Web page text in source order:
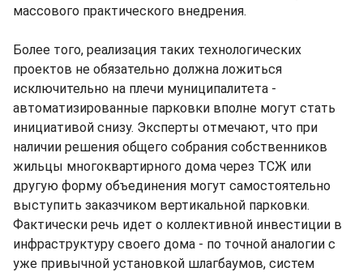
массового практического внедрения.
Более того, реализация таких технологических
проектов не обязательно должна ложиться
исключительно на плечи муниципалитета -
автоматизированные парковки вполне могут стать
инициативой снизу. Эксперты отмечают, что при
наличии решения общего собрания собственников
жильцы многоквартирного дома через ТСЖ или
другую форму объединения могут самостоятельно
выступить заказчиком вертикальной парковки.
Фактически речь идет о коллективной инвестиции в
инфраструктуру своего дома - по точной аналогии с
уже привычной установкой шлагбаумов, систем